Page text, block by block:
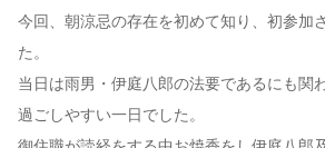
今回、朝涼忌の存在を初めて知り、初参加
た。
当日は雨男・伊庭八郎の法要であるにも関
過ごしやすい一日でした。